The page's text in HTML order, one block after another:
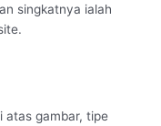
singkatnya ialah
atas gambar, tipe